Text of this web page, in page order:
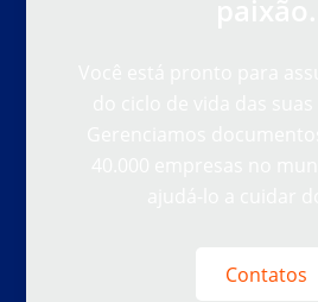
Contatos